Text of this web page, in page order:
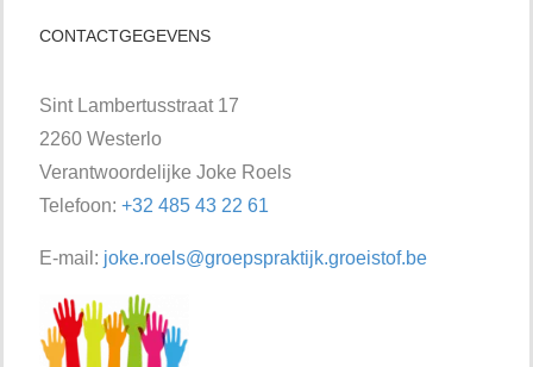
CONTACTGEGEVENS
Sint Lambertusstraat 17
2260 Westerlo
Verantwoordelijke Joke Roels
Telefoon: +32 485 43 22 61
E-mail: joke.roels@groepspraktijk.groeistof.be